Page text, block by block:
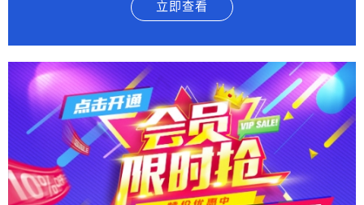
立即查看